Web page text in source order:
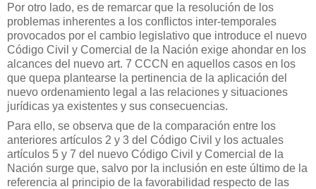
Por otro lado, es de remarcar que la resolución de los
problemas inherentes a los conflictos inter-temporales
provocados por el cambio legislativo que introduce el nuevo
Código Civil y Comercial de la Nación exige ahondar en los
alcances del nuevo art. 7 CCCN en aquellos casos en los
que quepa plantearse la pertinencia de la aplicación del
nuevo ordenamiento legal a las relaciones y situaciones
jurídicas ya existentes y sus consecuencias.
Para ello, se observa que de la comparación entre los
anteriores artículos 2 y 3 del Código Civil y los actuales
artículos 5 y 7 del nuevo Código Civil y Comercial de la
Nación surge que, salvo por la inclusión en este último de la
referencia al principio de la favorabilidad respecto de las